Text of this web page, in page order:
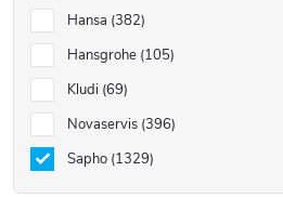
Hansa 382
Hansgrohe 105
Kludi 69
Novaservis 396
Sapho 1329